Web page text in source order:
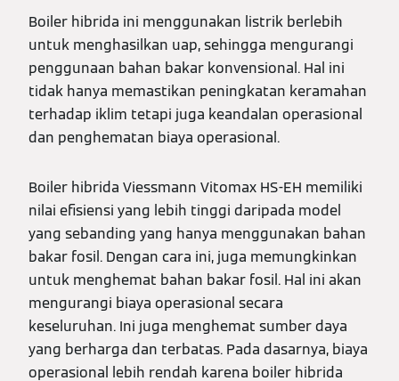
Boiler hibrida ini menggunakan listrik berlebih
untuk menghasilkan uap, sehingga mengurangi
penggunaan bahan bakar konvensional. Hal ini
tidak hanya memastikan peningkatan keramahan
terhadap iklim tetapi juga keandalan operasional
dan penghematan biaya operasional.
Boiler hibrida Viessmann Vitomax HS-EH memiliki
nilai efisiensi yang lebih tinggi daripada model
yang sebanding yang hanya menggunakan bahan
bakar fosil. Dengan cara ini, juga memungkinkan
untuk menghemat bahan bakar fosil. Hal ini akan
mengurangi biaya operasional secara
keseluruhan. Ini juga menghemat sumber daya
yang berharga dan terbatas. Pada dasarnya, biaya
operasional lebih rendah karena boiler hibrida